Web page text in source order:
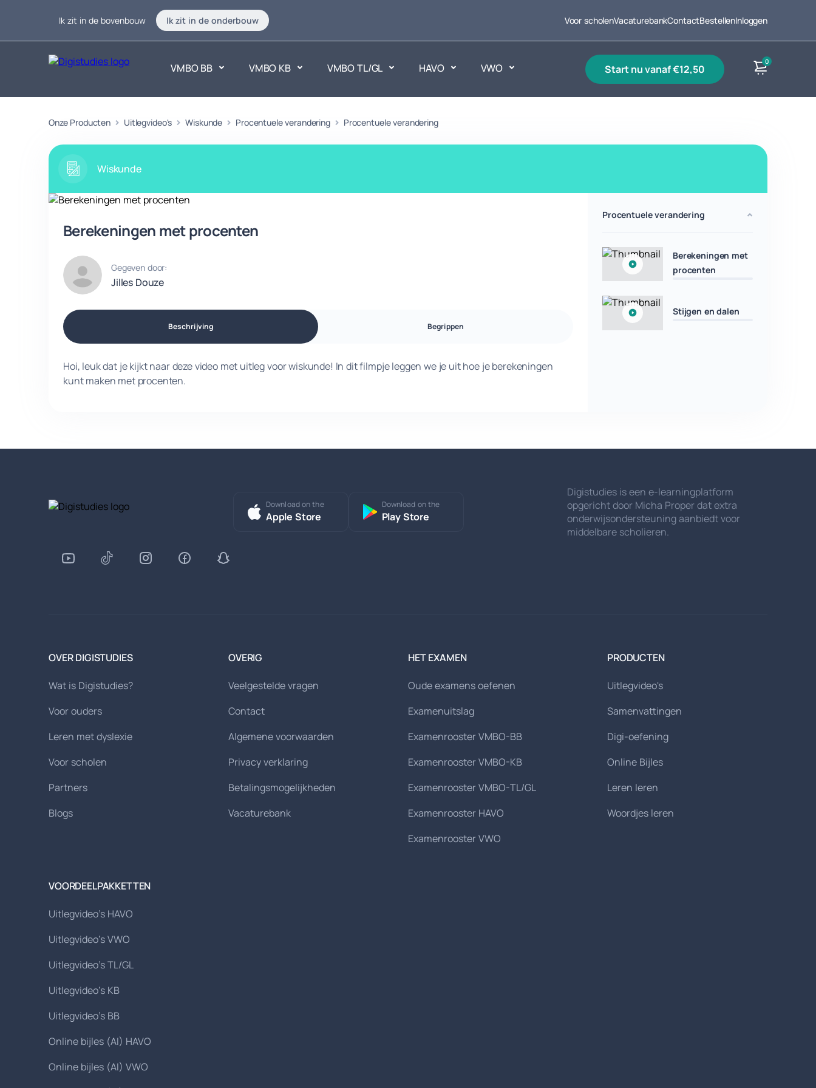
Ik zit in de bovenbouw Ik zit in de onderbouw Voor scholenVacaturebankContactBestellenInloggen
VMBO BB VMBO KB VMBO TL/GL HAVO VWO start nu vanaf €12,50
0
Exacte vakken
Geen vakken.
Taalvakken
Geen vakken.
Maatschappijvakken
Geen vakken.
Onze Producten Uitlegvideo's Wiskunde Procentuele verandering Procentuele verandering
Wiskunde
Berekeningen met procenten
Gegeven door:
Jilles Douze
Beschrijving Begrippen
Hoi, leuk dat je kijkt naar deze video met uitleg voor wiskunde! In dit filmpje leggen we je uit hoe je berekeningen
kunt maken met procenten.
Procentuele verandering
Berekeningen met
procenten
Stijgen en dalen
Download on the
Apple Store
Download on the
Play Store
Digistudies is een e-learningplatform
opgericht door Micha Proper dat extra
onderwijsondersteuning aanbiedt voor
middelbare scholieren.
OVER DIGISTUDIES
Wat is Digistudies?
Voor ouders
Leren met dyslexie
Voor scholen
Partners
Blogs
OVERIG
Veelgestelde vragen
Contact
Algemene voorwaarden
Privacy verklaring
Betalingsmogelijkheden
Vacaturebank
HET EXAMEN
Oude examens oefenen
Examenuitslag
Examenrooster VMBO-BB
Examenrooster VMBO-KB
Examenrooster VMBO-TL/GL
Examenrooster HAVO
Examenrooster VWO
PRODUCTEN
Uitlegvideo's
Samenvattingen
Digi-oefening
Online Bijles
Leren leren
Woordjes leren
VOORDEELPAKKETTEN
Uitlegvideo's HAVO
Uitlegvideo's VWO
Uitlegvideo's TL/GL
Uitlegvideo's KB
Uitlegvideo's BB
Online bijles (AI) HAVO
Online bijles (AI) VWO